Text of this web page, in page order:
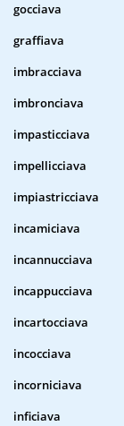
gocciava
graffiava
imbracciava
imbronciava
impasticciava
impellicciava
impiastricciava
incamiciava
incannucciava
incappucciava
incartocciava
incocciava
incorniciava
inficiava